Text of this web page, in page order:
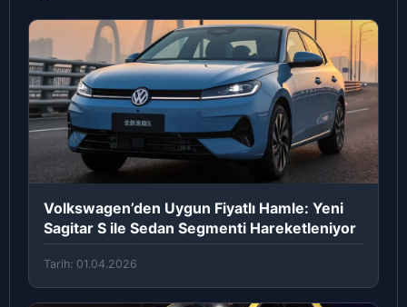
Volkswagen’den Uygun Fiyatlı Hamle: Yeni
Sagitar S ile Sedan Segmenti Hareketleniyor
Tarih: 01.04.2026